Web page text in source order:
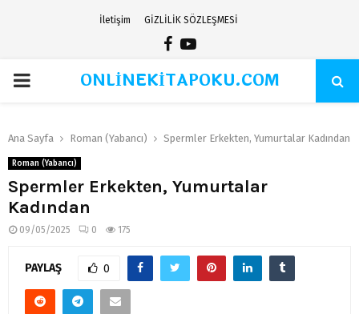
İletişim GİZLİLİK SÖZLEŞMESİ
Facebook
Youtube
PRIMARYONLİNEKİTAPOKU.COM
Ana Sayfa Roman (Yabancı) Spermler Erkekten, Yumurtalar Kadından
Roman (Yabancı)
Spermler Erkekten, Yumurtalar
Kadından
09/05/2025 0 175
PAYLAŞ 0